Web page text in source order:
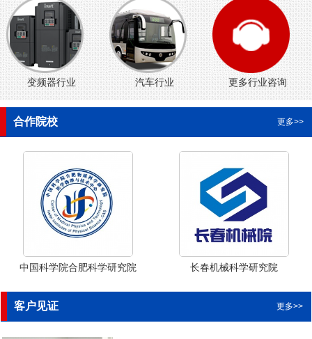
变频器行业 汽车行业 更多行业咨询
合作院校 更多>>
中国科学院合肥科学研究院 长春机械科学研究院
客户见证 更多>>